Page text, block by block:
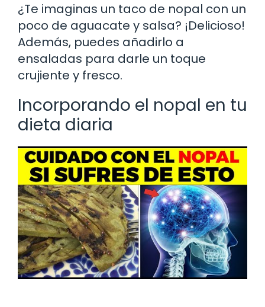
¿Te imaginas un taco de nopal con un
poco de aguacate y salsa? ¡Delicioso!
Además, puedes añadirlo a
ensaladas para darle un toque
crujiente y fresco.
Incorporando el nopal en tu
dieta diaria